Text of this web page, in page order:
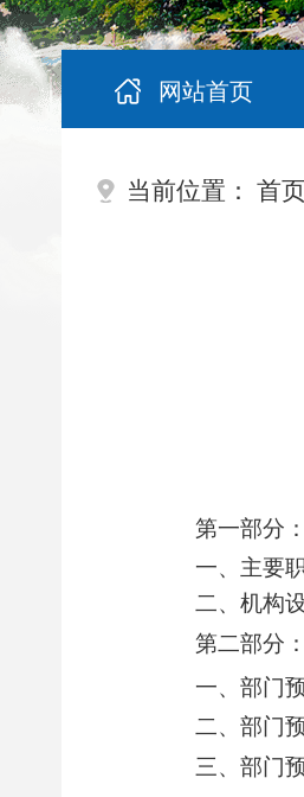
网站首页
当前位置： 首
第一部分
一、主要
二、机构
第二部分
一、部门
二、 部门
三、 部门